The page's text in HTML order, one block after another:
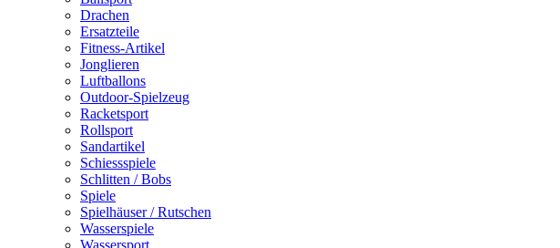
Drachen
Ersatzteile
Fitness-Artikel
Jonglieren
Luftballons
Outdoor-Spielzeug
Racketsport
Rollsport
Sandartikel
Schiessspiele
Schlitten / Bobs
Spiele
Spielhäuser / Rutschen
Wasserspiele
Wassersport